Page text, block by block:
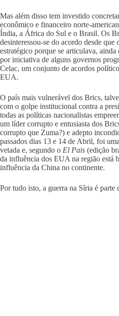
Mas além disso tem investido
econômico e financeiro norte-
Índia, a África do Sul e o Brasil. Os
desinteressou-se do acordo desde
estratégico porque se articulava,
por iniciativa de alguns governos
Celac, um conjunto de acordos
EUA.
O país mais vulnerável dos Brics,
com o golpe institucional contra a
todas as políticas nacionalistas
um líder corrupto e entusiasta dos
corrupto que Zuma?) e adepto
passados dias 13 e 14 de Abril, foi
vetada e, segundo o El Pais (edição
da influência dos EUA na região está
influência da China no continente.
Por tudo isto, a guerra na Síria é